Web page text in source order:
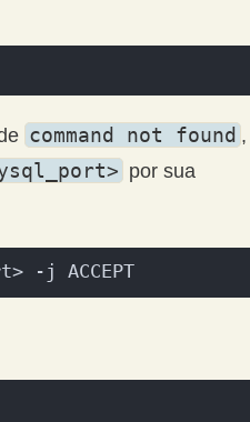
command not found ,
por sua
-j ACCEPT